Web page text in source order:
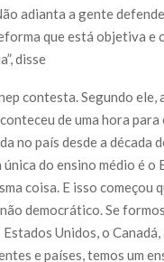
adianta a gente
que está objetiva e
disse
contesta. Segundo ele,
de uma hora
no país desde a década
única do ensino médio é o
coisa. E isso começou
democrático. Se
Unidos, o Canadá,
e países, temos um